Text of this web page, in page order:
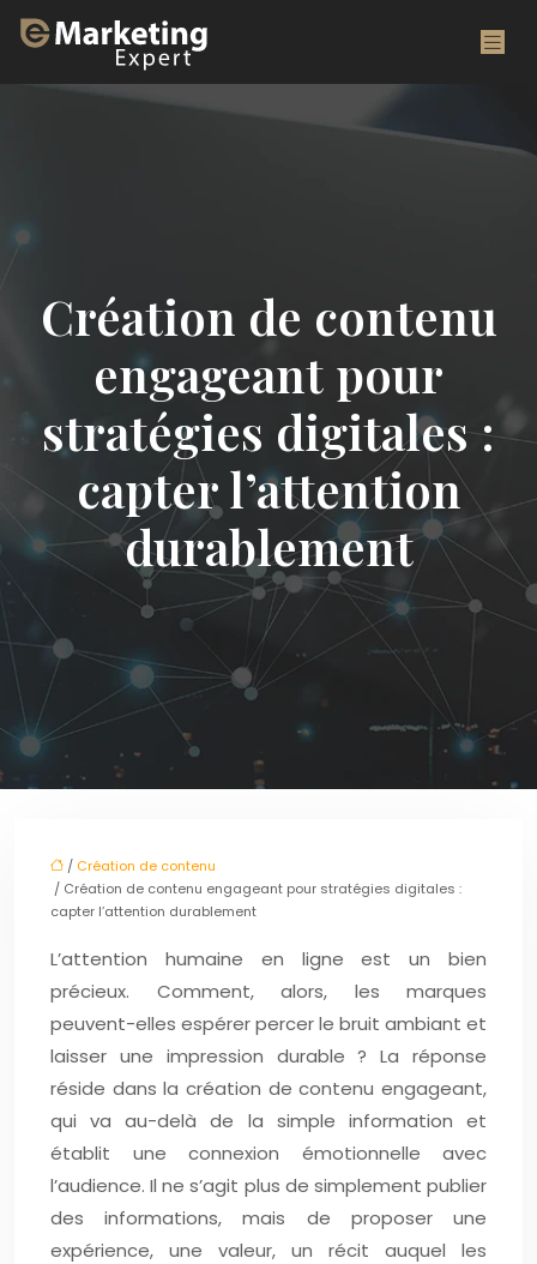
Création de contenu
engageant pour
stratégies digitales :
capter l’attention
durablement
/ Création de contenu
/ Création de contenu engageant pour stratégies digitales :
capter l’attention durablement
L’attention humaine en ligne est un bien
précieux. Comment, alors, les marques
peuvent-elles espérer percer le bruit ambiant et
laisser une impression durable ? La réponse
réside dans la création de contenu engageant,
qui va au-delà de la simple information et
établit une connexion émotionnelle avec
l’audience. Il ne s’agit plus de simplement publier
des informations, mais de proposer une
expérience, une valeur, un récit auquel les